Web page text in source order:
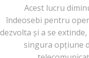
Acest lucru
îndeosebi pentru
dezvolta și a se
singura opțiune